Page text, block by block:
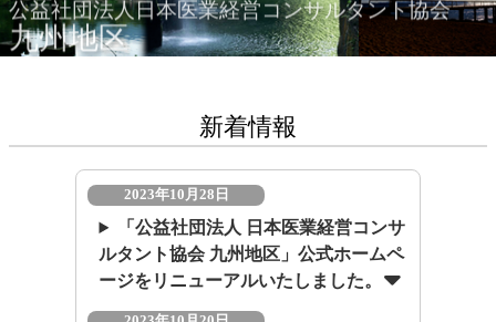
九州地区
新着情報
2023年10月28日
「公益社団法人 日本医業経営コンサ
ルタント協会 九州地区」公式ホームペ
ージをリニューアルいたしました。